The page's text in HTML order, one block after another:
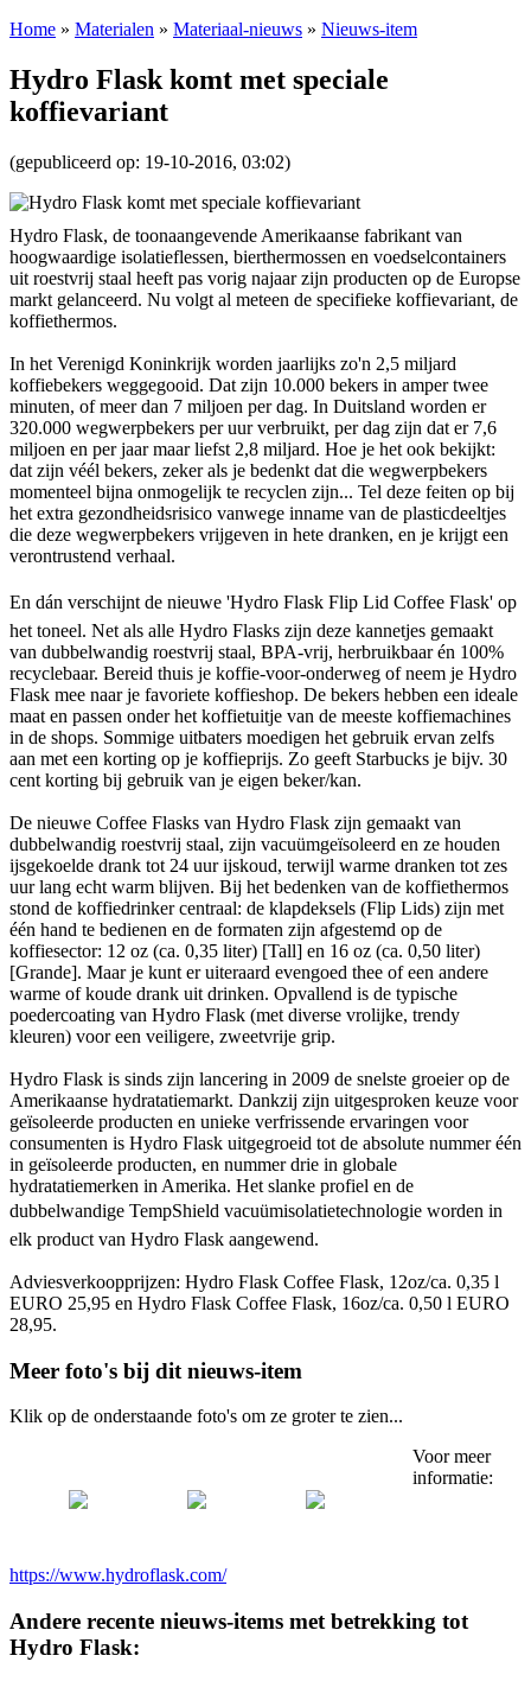
Home » Materialen » Materiaal-nieuws » Nieuws-item
Hydro Flask komt met speciale
koffievariant
(gepubliceerd op: 19-10-2016, 03:02)
Hydro Flask, de toonaangevende Amerikaanse fabrikant van
hoogwaardige isolatieflessen, bierthermossen en voedselcontainers
uit roestvrij staal heeft pas vorig najaar zijn producten op de Europse
markt gelanceerd. Nu volgt al meteen de specifieke koffievariant, de
koffiethermos.
In het Verenigd Koninkrijk worden jaarlijks zo'n 2,5 miljard
koffiebekers weggegooid. Dat zijn 10.000 bekers in amper twee
minuten, of meer dan 7 miljoen per dag. In Duitsland worden er
320.000 wegwerpbekers per uur verbruikt, per dag zijn dat er 7,6
miljoen en per jaar maar liefst 2,8 miljard. Hoe je het ook bekijkt:
dat zijn véél bekers, zeker als je bedenkt dat die wegwerpbekers
momenteel bijna onmogelijk te recyclen zijn... Tel deze feiten op bij
het extra gezondheidsrisico vanwege inname van de plasticdeeltjes
die deze wegwerpbekers vrijgeven in hete dranken, en je krijgt een
verontrustend verhaal.
En dán verschijnt de nieuwe 'Hydro Flask Flip Lid Coffee Flask' op
het toneel. Net als alle Hydro Flasks zijn deze kannetjes gemaakt
van dubbelwandig roestvrij staal, BPA-vrij, herbruikbaar én 100%
recyclebaar. Bereid thuis je koffie-voor-onderweg of neem je Hydro
Flask mee naar je favoriete koffieshop. De bekers hebben een ideale
maat en passen onder het koffietuitje van de meeste koffiemachines
in de shops. Sommige uitbaters moedigen het gebruik ervan zelfs
aan met een korting op je koffieprijs. Zo geeft Starbucks je bijv. 30
cent korting bij gebruik van je eigen beker/kan.
De nieuwe Coffee Flasks van Hydro Flask zijn gemaakt van
dubbelwandig roestvrij staal, zijn vacuümgeïsoleerd en ze houden
ijsgekoelde drank tot 24 uur ijskoud, terwijl warme dranken tot zes
uur lang echt warm blijven. Bij het bedenken van de koffiethermos
stond de koffiedrinker centraal: de klapdeksels (Flip Lids) zijn met
één hand te bedienen en de formaten zijn afgestemd op de
koffiesector: 12 oz (ca. 0,35 liter) [Tall] en 16 oz (ca. 0,50 liter)
[Grande]. Maar je kunt er uiteraard evengoed thee of een andere
warme of koude drank uit drinken. Opvallend is de typische
poedercoating van Hydro Flask (met diverse vrolijke, trendy
kleuren) voor een veiligere, zweetvrije grip.
Hydro Flask is sinds zijn lancering in 2009 de snelste groeier op de
Amerikaanse hydratatiemarkt. Dankzij zijn uitgesproken keuze voor
geïsoleerde producten en unieke verfrissende ervaringen voor
consumenten is Hydro Flask uitgegroeid tot de absolute nummer één
in geïsoleerde producten, en nummer drie in globale
hydratatiemerken in Amerika. Het slanke profiel en de
dubbelwandige TempShield vacuümisolatietechnologie worden in
elk product van Hydro Flask aangewend.
Adviesverkoopprijzen: Hydro Flask Coffee Flask, 12oz/ca. 0,35 l
EURO 25,95 en Hydro Flask Coffee Flask, 16oz/ca. 0,50 l EURO
28,95.
Meer foto's bij dit nieuws-item
Klik op de onderstaande foto's om ze groter te zien...
Voor meer
informatie:
https://www.hydroflask.com/
Andere recente nieuws-items met betrekking tot
Hydro Flask: